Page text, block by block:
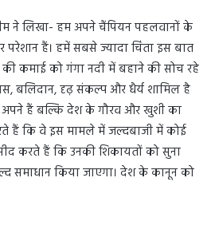
ने लिखा- हम अपने चैंपियन पहलवानों के
हैं। हमें सबसे ज्यादा चिंता इस बात
कमाई को गंगा नदी में बहाने की सोच रहे
बलिदान, दृढ़ संकल्प और धैर्य शामिल है
हैं बल्कि देश के गौरव और खुशी का
हैं कि वे इस मामले में जल्दबाजी में कोई
करते हैं कि उनकी शिकायतों को सुना
समाधान किया जाएगा। देश के कानून को